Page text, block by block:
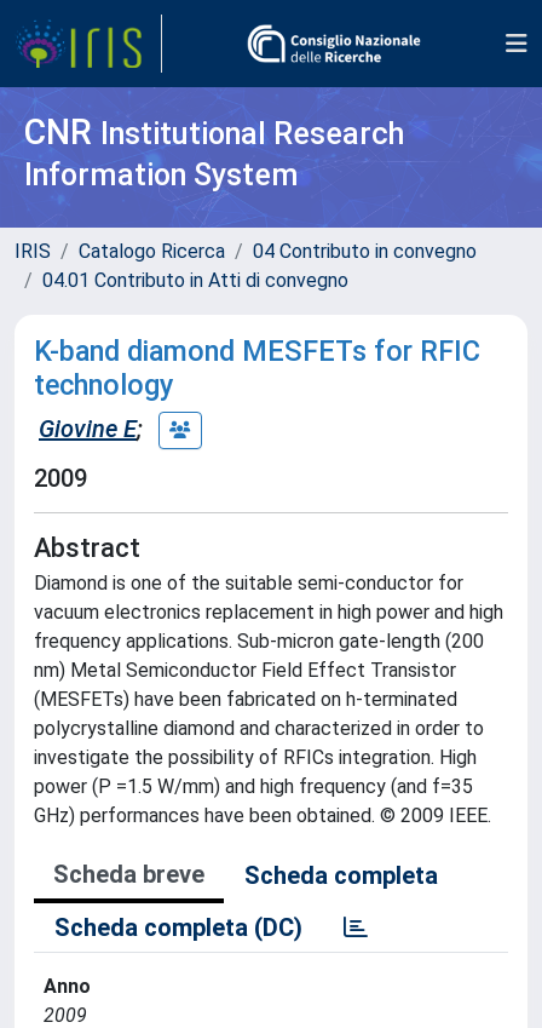
CNR Institutional Research
Information System
IRIS Catalogo Ricerca
04 Contributo in convegno
04.01 Contributo in Atti di convegno
K-band diamond MESFETs for RFIC
technology
Giovine E;
2009
Abstract
Diamond is one of the suitable semi-conductor for
vacuum electronics replacement in high power and high
frequency applications. Sub-micron gate-length (200
nm) Metal Semiconductor Field Effect Transistor
(MESFETs) have been fabricated on h-terminated
polycrystalline diamond and characterized in order to
investigate the possibility of RFICs integration. High
power (P =1.5 W/mm) and high frequency (and f=35
GHz) performances have been obtained. © 2009 IEEE.
Scheda breve
Scheda completa
Scheda completa (DC)
Anno
2009